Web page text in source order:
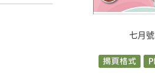
七月號